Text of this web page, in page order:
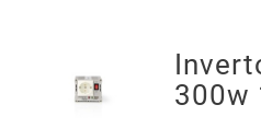
300w